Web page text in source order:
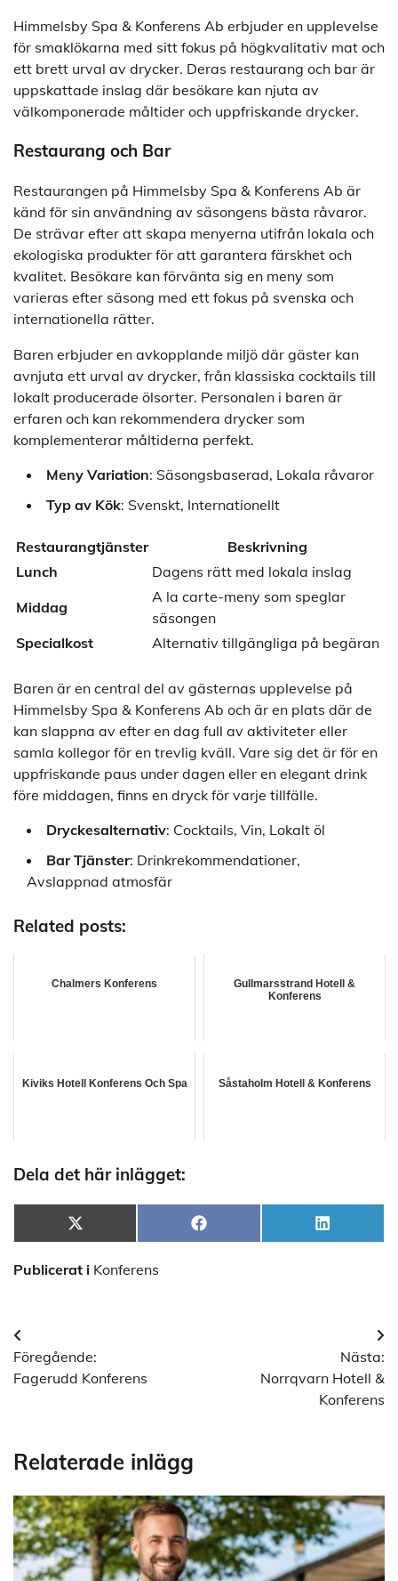
Himmelsby Spa & Konferens Ab erbjuder en upplevelse
för smaklökarna med sitt fokus på högkvalitativ mat och
ett brett urval av drycker. Deras restaurang och bar är
uppskattade inslag där besökare kan njuta av
välkomponerade måltider och uppfriskande drycker.
Restaurang och Bar
Restaurangen på Himmelsby Spa & Konferens Ab är
känd för sin användning av säsongens bästa råvaror.
De strävar efter att skapa menyerna utifrån lokala och
ekologiska produkter för att garantera färskhet och
kvalitet. Besökare kan förvänta sig en meny som
varieras efter säsong med ett fokus på svenska och
internationella rätter.
Baren erbjuder en avkopplande miljö där gäster kan
avnjuta ett urval av drycker, från klassiska cocktails till
lokalt producerade ölsorter. Personalen i baren är
erfaren och kan rekommendera drycker som
komplementerar måltiderna perfekt.
Meny Variation: Säsongsbaserad, Lokala råvaror
Typ av Kök: Svenskt, Internationellt
Restaurangtjänster
Beskrivning
Lunch
Dagens rätt med lokala inslag
Middag
A la carte-meny som speglar
säsongen
Specialkost
Alternativ tillgängliga på begäran
Baren är en central del av gästernas upplevelse på
Himmelsby Spa & Konferens Ab och är en plats där de
kan slappna av efter en dag full av aktiviteter eller
samla kollegor för en trevlig kväll. Vare sig det är för en
uppfriskande paus under dagen eller en elegant drink
före middagen, finns en dryck för varje tillfälle.
Dryckesalternativ: Cocktails, Vin, Lokalt öl
Bar Tjänster: Drinkrekommendationer,
Avslappnad atmosfär
Related posts:
Chalmers Konferens
Gullmarsstrand Hotell &
Konferens
Kiviks Hotell Konferens Och Spa Såstaholm Hotell & Konferens
Dela det här inlägget:
Dela
på
X
(Twitter)
Dela
på
Facebook
Dela
på
LinkedIn
Publicerat i Konferens
Inläggsnavigering
Föregående:
Fagerudd Konferens
Nästa:
Norrqvarn Hotell &
Konferens
Relaterade inlägg